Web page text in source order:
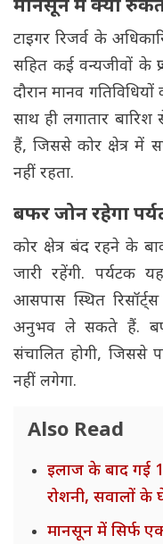
मानसून में क्यों
टाइगर रिजर्व के
सहित कई वन्यजीवों के
दौरान मानव
साथ ही लगातार
हैं, जिससे कोर क्षेत्र में
नहीं रहता.
बफर जोन रहेगा
कोर क्षेत्र बंद रहने के
जारी रहेंगी.
आसपास स्थित
अनुभव ले सकते हैं.
संचालित होगी, जिससे
नहीं लगेगा.
Also Read
इलाज के बाद गई
रोशनी, सवालों के
मानसून में सिर्फ